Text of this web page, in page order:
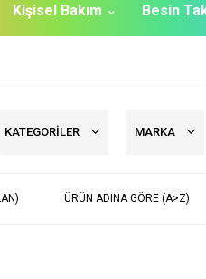
Kişisel Bakım Besin
KATEGORILER MARKA
ÜRÜN ADINA GÖRE (A>Z)